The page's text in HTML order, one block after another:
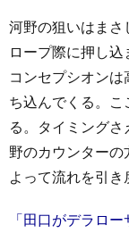
河野の狙いはまさ
ロープ際に押し込
コンセプシオン
ち込んでくる。
る。タイミング
野のカウンター
よって流れを引き
「田口がデラロ